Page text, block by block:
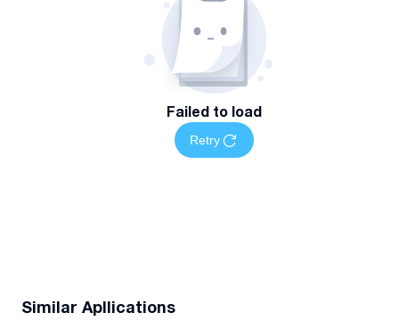
Failed to load
Retry
Similar Apllications